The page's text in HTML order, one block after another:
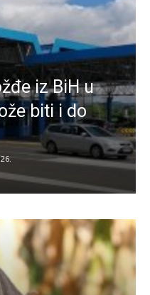
iz BiH u
biti i do